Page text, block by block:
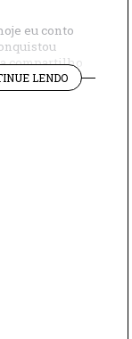
eu conto
compartilho
se divertir:
LENDO"DIA
DA